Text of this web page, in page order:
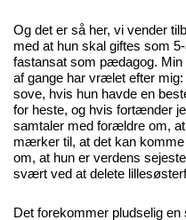
Og det er så her, vi vender
med at hun skal giftes som
fastansat som pædagog. Min
af gange har vrælet efter mig:
sove, hvis hun havde en
for heste, og hvis fortænder
samtaler med forældre om,
mærker til, at det kan
om, at hun er verdens
svært ved at delete
Det forekommer pludselig